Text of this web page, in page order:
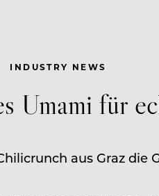
INDUSTRY NEWS
für
aus Graz die